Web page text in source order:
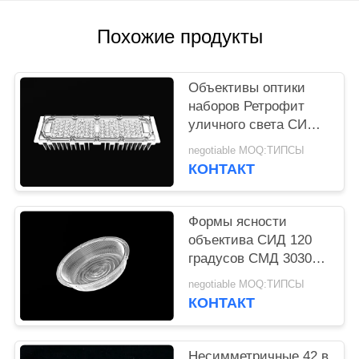
ПОЛИТИКА
УЕДИНЕНИЯ
Похожие продукты
Объективы оптики
наборов Ретрофит
уличного света СИД
КРИ 3030 для на
открытом воздухе
negotiable MOQ:ТИПСЫ
КОНТАКТ
Формы ясности
объектива СИД 120
градусов СМД 3030
симметричные с
набивкой силикона
negotiable MOQ:ТИПСЫ
КОНТАКТ
Несимметричные 42 в